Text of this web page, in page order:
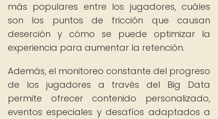
más populares entre los jugadores, cuáles
son los puntos de fricción que causan
deserción y cómo se puede optimizar la
experiencia para aumentar la retención.
Además, el monitoreo constante del progreso
de los jugadores a través del Big Data
permite ofrecer contenido personalizado,
eventos especiales y desafíos adaptados a